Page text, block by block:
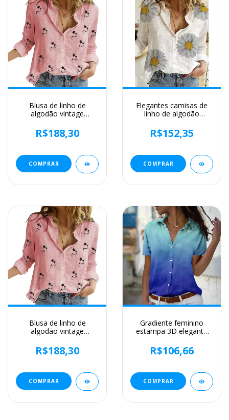
Blusa de linho de
algodão vintage
comprida, tops
femininos de qualidade,
R$188,30
COMPRAR
Elegantes camisas de
linho de algodão
botão blusas de lapela
camisas primavera
solta tops túnica blusas
R$152,35
COMPRAR
Blusa de linho de
algodão vintage
comprida, tops
femininos de qualidade,
R$188,30
COMPRAR
Gradiente feminino
estampa 3D elegante
tops da moda, camisas
de manga curta, botão
femininas
R$106,66
COMPRAR